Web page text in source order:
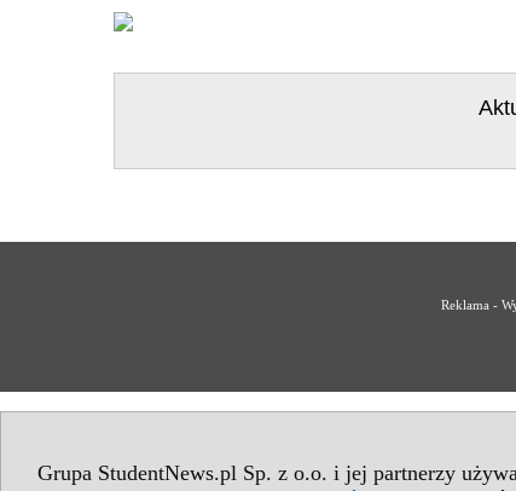
Grupa StudentNews.pl Sp. z o.o. i jej partnerzy
Reklama -